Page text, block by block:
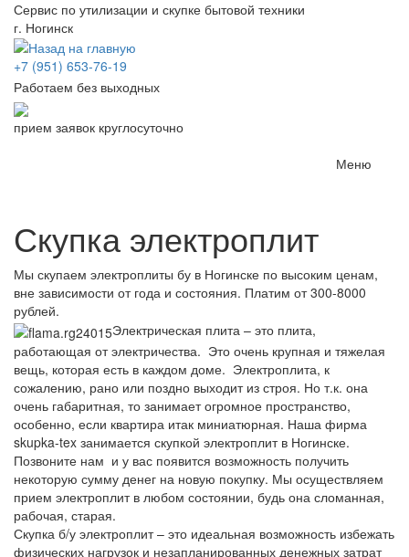
Сервис по утилизации и скупке бытовой техники
г. Ногинск
+7 (951) 653-76-19
Работаем без выходных
прием заявок круглосуточно
Меню
Скупка электроплит
Мы скупаем электроплиты бу в Ногинске по высоким ценам,
вне зависимости от года и состояния. Платим от 300-8000
рублей.
Электрическая плита – это плита,
работающая от электричества. Это очень крупная и тяжелая
вещь, которая есть в каждом доме. Электроплита, к
сожалению, рано или поздно выходит из строя. Но т.к. она
очень габаритная, то занимает огромное пространство,
особенно, если квартира итак миниатюрная. Наша фирма
skupka-tex занимается скупкой электроплит в Ногинске.
Позвоните нам и у вас появится возможность получить
некоторую сумму денег на новую покупку. Мы осуществляем
прием электроплит в любом состоянии, будь она сломанная,
рабочая, старая.
Скупка б/у электроплит – это идеальная возможность избежать
физических нагрузок и незапланированных денежных затрат